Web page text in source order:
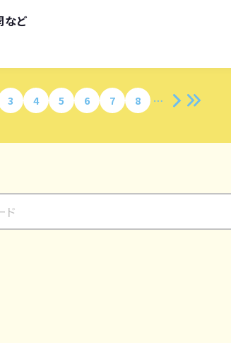
など
3 4 5 6 7 8